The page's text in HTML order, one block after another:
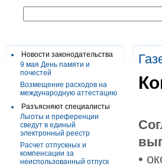
Новости законодательства
9 мая День памяти и
почестей
Возмещение расходов на
международную аттестацию
Разъясняют специалисты
Льготы и преференции
сведут в единый
электронный реестр
Расчет отпускных и
компенсации за
неиспользованный отпуск
•